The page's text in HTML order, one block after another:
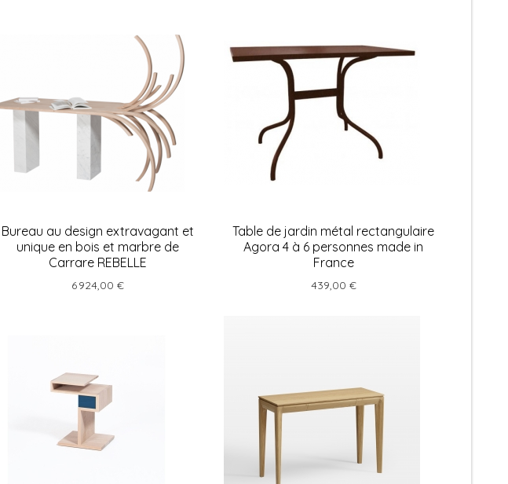
Bureau au design extravagant et
unique en bois et marbre de
Carrare REBELLE
6 924,00 €
Table de jardin métal rectangulaire
Agora 4 à 6 personnes made in
France
439,00 €